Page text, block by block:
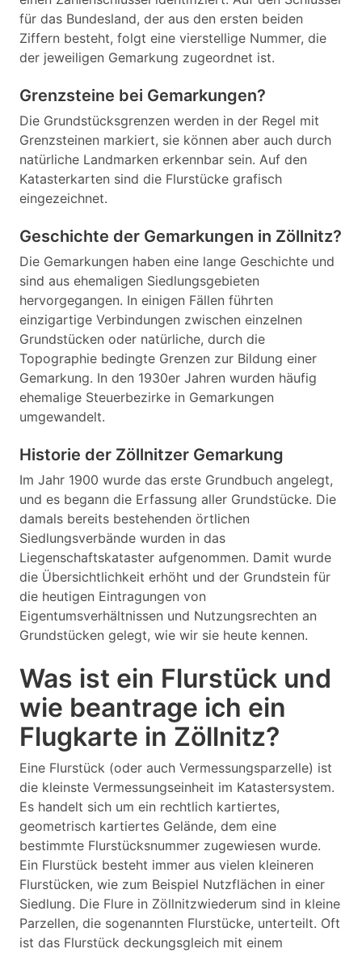
für das Bundesland, der aus den ersten beiden
Ziffern besteht, folgt eine vierstellige Nummer, die
der jeweiligen Gemarkung zugeordnet ist.
Grenzsteine bei Gemarkungen?
Die Grundstücksgrenzen werden in der Regel mit
Grenzsteinen markiert, sie können aber auch durch
natürliche Landmarken erkennbar sein. Auf den
Katasterkarten sind die Flurstücke grafisch
eingezeichnet.
Geschichte der Gemarkungen in Zöllnitz?
Die Gemarkungen haben eine lange Geschichte und
sind aus ehemaligen Siedlungsgebieten
hervorgegangen. In einigen Fällen führten
einzigartige Verbindungen zwischen einzelnen
Grundstücken oder natürliche, durch die
Topographie bedingte Grenzen zur Bildung einer
Gemarkung. In den 1930er Jahren wurden häufig
ehemalige Steuerbezirke in Gemarkungen
umgewandelt.
Historie der Zöllnitzer Gemarkung
Im Jahr 1900 wurde das erste Grundbuch angelegt,
und es begann die Erfassung aller Grundstücke. Die
damals bereits bestehenden örtlichen
Siedlungsverbände wurden in das
Liegenschaftskataster aufgenommen. Damit wurde
die Übersichtlichkeit erhöht und der Grundstein für
die heutigen Eintragungen von
Eigentumsverhältnissen und Nutzungsrechten an
Grundstücken gelegt, wie wir sie heute kennen.
Was ist ein Flurstück und
wie beantrage ich ein
Flugkarte in Zöllnitz?
Eine Flurstück (oder auch Vermessungsparzelle) ist
die kleinste Vermessungseinheit im Katastersystem.
Es handelt sich um ein rechtlich kartiertes,
geometrisch kartiertes Gelände, dem eine
bestimmte Flurstücksnummer zugewiesen wurde.
Ein Flurstück besteht immer aus vielen kleineren
Flurstücken, wie zum Beispiel Nutzflächen in einer
Siedlung. Die Flure in Zöllnitzwiederum sind in kleine
Parzellen, die sogenannten Flurstücke, unterteilt. Oft
ist das Flurstück deckungsgleich mit einem